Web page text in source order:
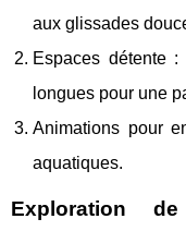
aux glissades
Espaces détente
longues pour une
Animations pour
aquatiques.
Exploration